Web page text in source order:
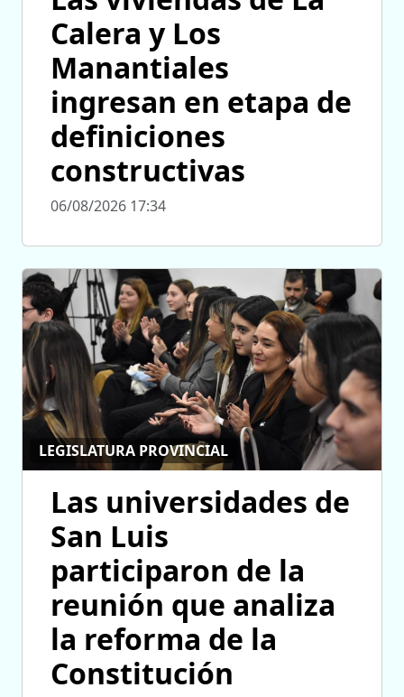
Calera y Los
Manantiales
ingresan en etapa de
definiciones
constructivas
06/08/2026 17:34
LEGISLATURA PROVINCIAL
Las universidades de
San Luis
participaron de la
reunión que analiza
la reforma de la
Constitución